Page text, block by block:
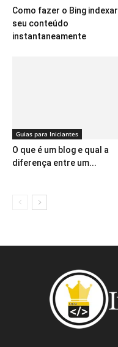
Como fazer o Bing indexar
seu conteúdo
instantaneamente
Guias para Iniciantes
O que é um blog e qual a
diferença entre um...